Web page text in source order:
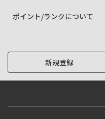
ポイント/ランクについて
新規登録